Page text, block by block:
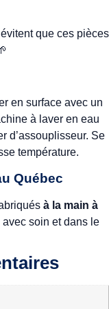
que ces pièces
en surface avec un
à laver en eau
d’assouplisseur. Se
température.
Québec
à la main à
avec soin et dans le